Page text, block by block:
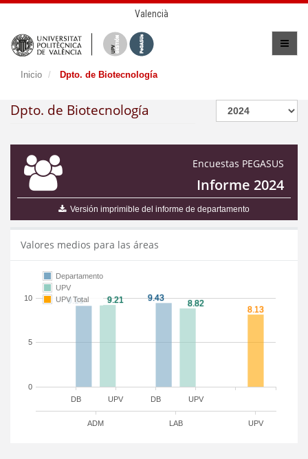
Valencià
Inicio Dpto. de Biotecnología
Dpto. de Biotecnología
Encuestas PEGASUS
Informe 2024
Versión imprimible del informe de departamento
Valores medios para las áreas
DB DB
UPV UPV
ADM LAB UPV
0
5
10
Departamento
UPV
UPV Total